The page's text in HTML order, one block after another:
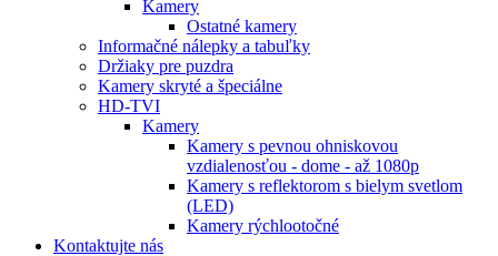
Kamery
Ostatné kamery
Informačné nálepky a tabuľky
Držiaky pre puzdra
Kamery skryté a špeciálne
HD-TVI
Kamery
Kamery s pevnou ohniskovou
vzdialenosťou - dome - až 1080p
Kamery s reflektorom s bielym svetlom
(LED)
Kamery rýchlootočné
Kontaktujte nás